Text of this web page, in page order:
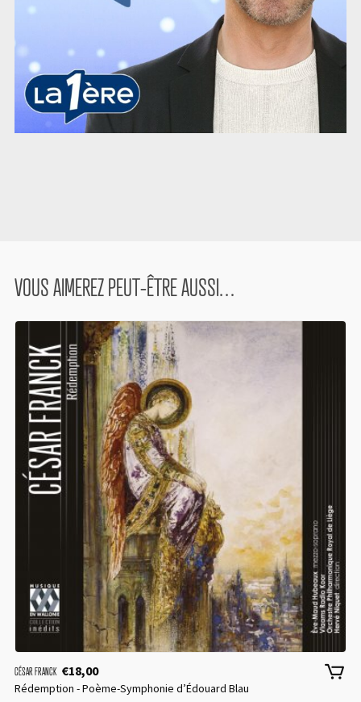
VOUS AIMEREZ PEUT-ÊTRE AUSSI…
CÉSAR FRANCK €18,00
Rédemption - Poème-Symphonie d’Édouard Blau